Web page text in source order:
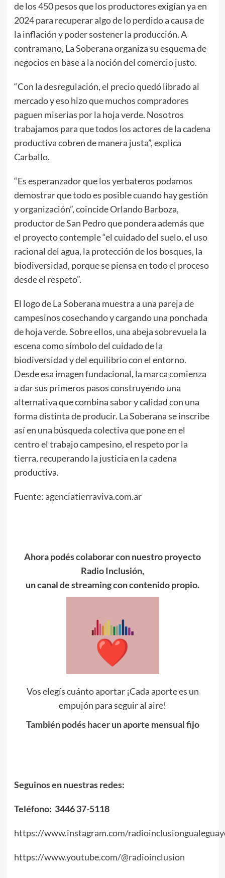
de los 450 pesos que los productores exigían ya en
2024 para recuperar algo de lo perdido a causa de
la inflación y poder sostener la producción. A
contramano, La Soberana organiza su esquema de
negocios en base a la noción del comercio justo.
“Con la desregulación, el precio quedó librado al
mercado y eso hizo que muchos compradores
paguen miserias por la hoja verde. Nosotros
trabajamos para que todos los actores de la cadena
productiva cobren de manera justa”, explica
Carballo.
“Es esperanzador que los yerbateros podamos
demostrar que todo es posible cuando hay gestión
y organización”, coincide Orlando Barboza,
productor de San Pedro que pondera además que
el proyecto contemple “el cuidado del suelo, el uso
racional del agua, la protección de los bosques, la
biodiversidad, porque se piensa en todo el proceso
desde el respeto”.
El logo de La Soberana muestra a una pareja de
campesinos cosechando y cargando una ponchada
de hoja verde. Sobre ellos, una abeja sobrevuela la
escena como símbolo del cuidado de la
biodiversidad y del equilibrio con el entorno.
Desde esa imagen fundacional, la marca comienza
a dar sus primeros pasos construyendo una
alternativa que combina sabor y calidad con una
forma distinta de producir. La Soberana se inscribe
así en una búsqueda colectiva que pone en el
centro el trabajo campesino, el respeto por la
tierra, recuperando la justicia en la cadena
productiva.
Fuente: agenciatierraviva.com.ar
Ahora podés colaborar con nuestro proyecto
Radio Inclusión,
un canal de streaming con contenido propio.
Vos elegís cuánto aportar ¡Cada aporte es un
empujón para seguir al aire!
También podés hacer un aporte mensual fijo
Seguinos en nuestras redes:
Teléfono: 3446 37-5118
https://www.instagram.com/
https://www.youtube.com/@radioinclusion